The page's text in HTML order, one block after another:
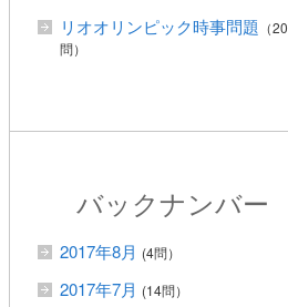
リオオリンピック時事問題 （20
問）
バックナンバー
2017年8月 (4問）
2017年7月 (14問）